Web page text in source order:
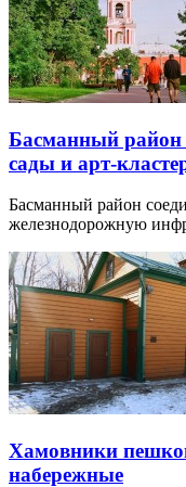
Басманный район
сады и арт-
Басманный район
железнодорожную
Хамовники
набережные